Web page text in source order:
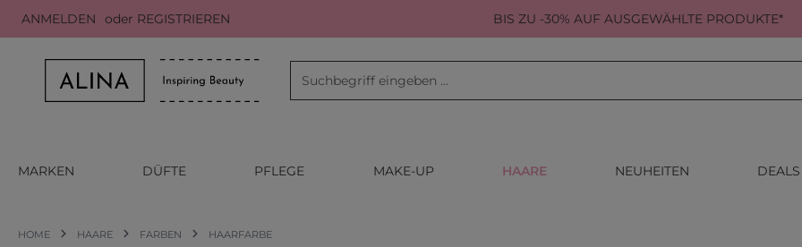
Hauptinhalt springen
Zur Suche springen
Zur Hauptnavigation springen
ANMELDEN oder REGISTRIEREN BIS ZU -30% AUF AUSGEWÄHLTE PRODUKTE*
MARKEN DÜFTE PFLEGE MAKE-UP HAARE NEUHEITEN DEALS
HOME HAARE FARBEN HAARFARBE